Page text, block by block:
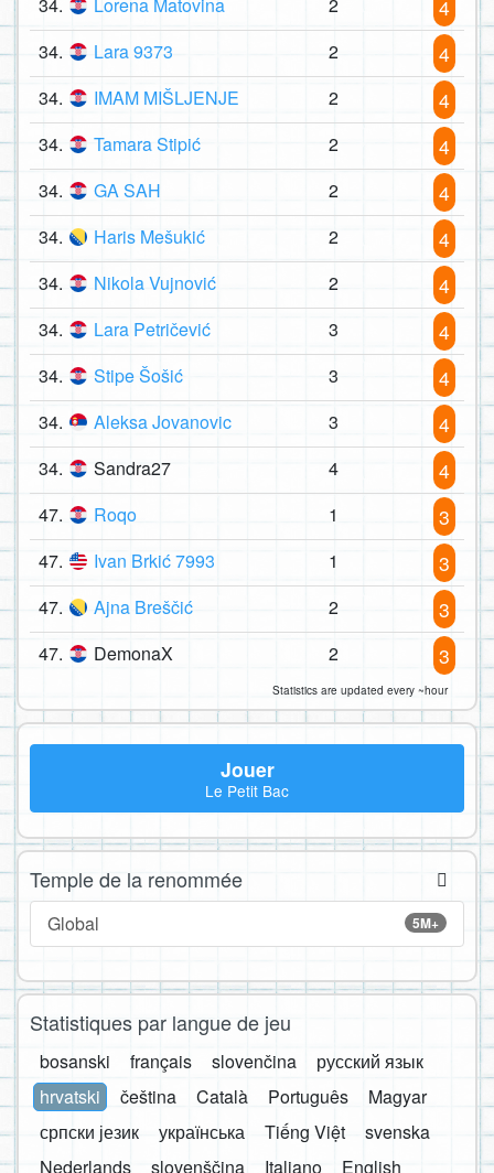
34. Lorena Matovina 2 4
34. Lara 9373 2 4
34. IMAM MIŠLJENJE 2 4
34. Tamara Stipić 2 4
34. GA SAH 2 4
34. Haris Mešukić 2 4
34. Nikola Vujnović 2 4
34. Lara Petričević 3 4
34. Stipe Šošić 3 4
34. Aleksa Jovanovic 3 4
34. Sandra27 4 4
47. Roqo 1 3
47. Ivan Brkić 7993 1 3
47. Ajna Breščić 2 3
47. DemonaX 2 3
Statistics are updated every ~hour
Jouer
Le Petit Bac
Temple de la renommée
5M+
Global
Statistiques par langue de jeu
bosanski français slovenčina
русский язык
hrvatski
čeština Català Português
Magyar
српски језик
українська Tiếng Việt
svenska
Nederlands
slovenščina Italiano
English